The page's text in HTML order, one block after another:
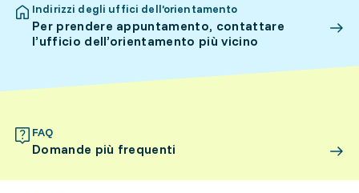
Indirizzi degli uffici dell’orientamento
Per prendere appuntamento, contattare
l’ufficio dell’orientamento più vicino
FAQ
Domande più frequenti